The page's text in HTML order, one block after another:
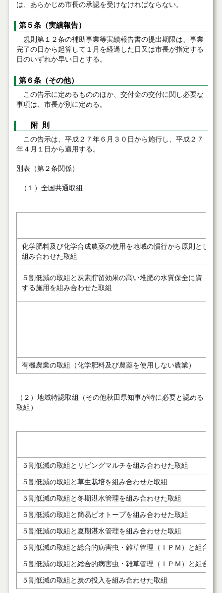
は、あらかじめ市長の承認を受けなければならない。
第５条（実績報告）
規則第１２条の補助事業等実績報告書の提出期限は、事業
完了の日から起算して１月を経過した日又は市長が指定する
日のいずれか早い日とする。
第６条（その他）
この告示に定めるもののほか、交付金の交付に関し必要な
事項は、市長が別に定める。
附 則
この告示は、平成２７年６月３０日から施行し、平成２７
年４月１日から適用する。
別表（第２条関係）
（１）全国共通取組
化学肥料及び化学合成農薬の使用を地域の慣行から原則として
組み合わせた取組
５割低減の取組と炭素貯留効果の高い堆肥の水質保全に資
する施用を組み合わせた取組
有機農業の取組（化学肥料及び農薬を使用しない農業）
（２）地域特認取組（その他秋田県知事が特に必要と認める
取組）
５割低減の取組とリビングマルチを組み合わせた取組
５割低減の取組と草生栽培を組み合わせた取組
５割低減の取組と冬期湛水管理を組み合わせた取組
５割低減の取組と簡易ビオトープを組み合わせた取組
５割低減の取組と夏期湛水管理を組み合わせた取組
５割低減の取組と総合的病害虫・雑草管理（ＩＰＭ）と組合わ
５割低減の取組と総合的病害虫・雑草管理（ＩＰＭ）と組合わ
５割低減の取組と炭の投入を組み合わせた取組